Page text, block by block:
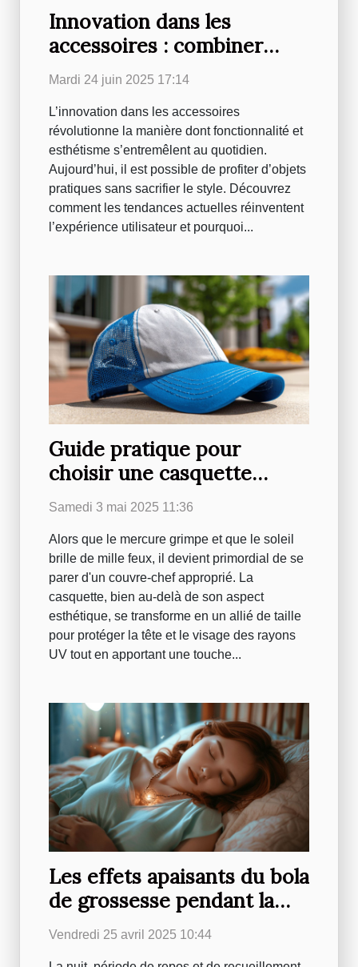
Innovation dans les
accessoires : combiner
esthétisme et
fonctionnalité
Mardi 24 juin 2025 17:14
L’innovation dans les accessoires
révolutionne la manière dont fonctionnalité et
esthétisme s’entremêlent au quotidien.
Aujourd’hui, il est possible de profiter d’objets
pratiques sans sacrifier le style. Découvrez
comment les tendances actuelles réinventent
l’expérience utilisateur et pourquoi...
Guide pratique pour
choisir une casquette
respirante en été
Samedi 3 mai 2025 11:36
Alors que le mercure grimpe et que le soleil
brille de mille feux, il devient primordial de se
parer d'un couvre-chef approprié. La
casquette, bien au-delà de son aspect
esthétique, se transforme en un allié de taille
pour protéger la tête et le visage des rayons
UV tout en apportant une touche...
Les effets apaisants du bola
de grossesse pendant la
nuit
Vendredi 25 avril 2025 10:44